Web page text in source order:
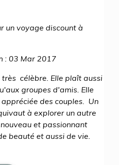
un voyage discount à
: 03 Mar 2017
très célèbre. Elle plaît aussi
groupes d'amis. Elle
des couples. Un
à explorer un autre
et passionnant
beauté et aussi de vie.